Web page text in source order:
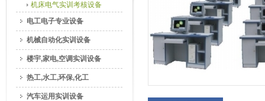
机床电气实训考核设备
电工电子专业设备
机械自动化实训设备
楼宇,家电,空调实训设备
热工,水工,环保,化工
汽车运用实训设备